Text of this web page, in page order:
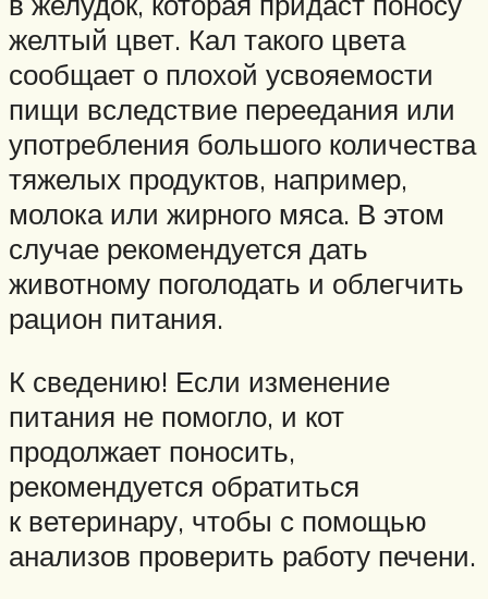
желтый цвет. Кал такого цвета
сообщает о плохой усвояемости
пищи вследствие переедания или
употребления большого количества
тяжелых продуктов, например,
молока или жирного мяса. В этом
случае рекомендуется дать
животному поголодать и облегчить
рацион питания.
К сведению! Если изменение
питания не помогло, и кот
продолжает поносить,
рекомендуется обратиться
к ветеринару, чтобы с помощью
анализов проверить работу печени.